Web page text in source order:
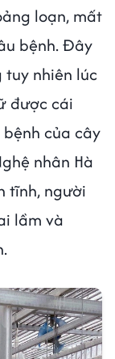
loạn, mất
bệnh. Đây
nhiên lúc
được cái
của cây
nhân Hà
tĩnh, người
lầm và